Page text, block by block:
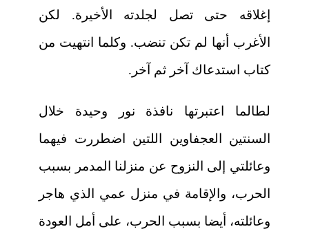
إغلاقه حتى تصل لجلدته الأخيرة. لكن
الأغرب أنها لم تكن تنضب. وكلما انتهيت من
كتاب استدعاك آخر ثم آخر.
لطالما اعتبرتها نافذة نور وحيدة خلال
السنتين العجفاوين اللتين اضطررت فيهما
وعائلتي إلى النزوح عن منزلنا المدمر بسبب
الحرب، والإقامة في منزل عمي الذي هاجر
وعائلته، أيضا بسبب الحرب، على أمل العودة